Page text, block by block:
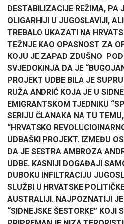
DESTABILIZACIJE REŽIMA, PA
OLIGARHIJI U JUGOSLAVIJI,
TREBALO UKAZATI NA
TEŽNJE KAO OPASNOST ZA
KOJU JE ZAPAD ZDUŠNO
SVJEDOKINJA DA JE
PROJEKT UDBE BILA JE
RUŽA ANDRIĆ KOJA JE U
EMIGRANTSKOM TJEDNIKU
SERIJU ČLANAKA NA TU
“HRVATSKO
UDBAŠKI PROJEKT. IZMEĐU
DA JE SESTRA AMBROZA
UDBE. KASNIJI DOGAĐAJI
DUBOKU INFILTRACIJU
SLUŽBI U HRVATSKE
AUSTRALIJI. NAJPOZNATIJI
“SIDNEJSKE ŠESTORKE” KOJI